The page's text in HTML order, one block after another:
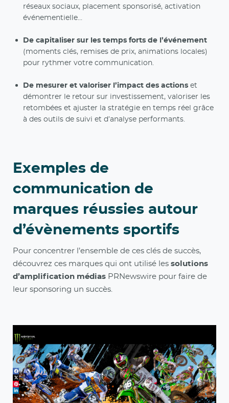
réseaux sociaux, placement sponsorisé, activation
événementielle…
De capitaliser sur les temps forts de l’événement
(moments clés, remises de prix, animations locales)
pour rythmer votre communication.
De mesurer et valoriser l’impact des actions et
démontrer le retour sur investissement, valoriser les
retombées et ajuster la stratégie en temps réel grâce
à des outils de suivi et d’analyse performants.
Exemples de
communication de
marques réussies autour
d’évènements sportifs
Pour concentrer l’ensemble de ces clés de succès,
découvrez ces marques qui ont utilisé les solutions
d’amplification médias PRNewswire pour faire de
leur sponsoring un succès.